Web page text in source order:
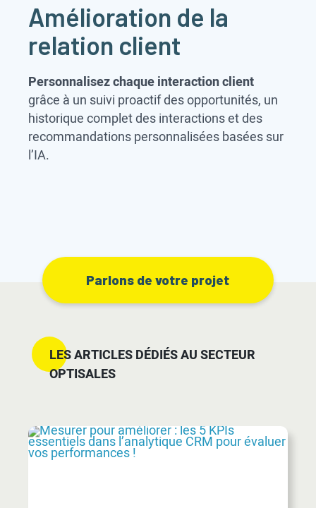
Amélioration de la
relation client
Personnalisez chaque interaction client
grâce à un suivi proactif des opportunités, un
historique complet des interactions et des
recommandations personnalisées basées sur
l’IA.
Parlons de votre projet
LES ARTICLES DÉDIÉS AU SECTEUR
OPTISALES